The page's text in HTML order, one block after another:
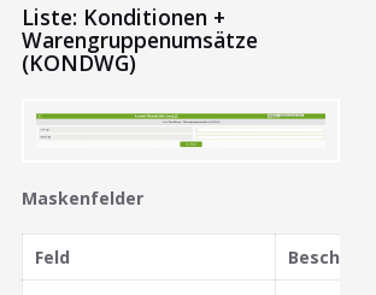
Liste: Konditionen +
Warengruppenumsätze
(KONDWG)
Maskenfelder
Feld